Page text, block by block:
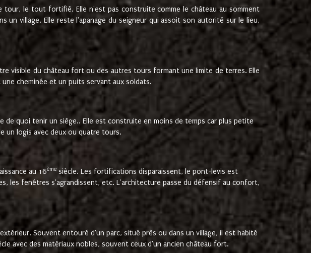
le tout fortifié. Elle n'est pas construite comme le château au somment
village. Elle reste l'apanage du seigneur qui assoit son autorité sur le lieu,
visible du château fort ou des autres tours formant une limite de terres. Elle
cheminée et un puits servant aux soldats.
quoi tenir un siège.. Elle est construite en moins de temps car plus petite
un logis avec deux ou quatre tours.
au 16ème siècle. Les fortifications disparaissent, le pont-levis est
les fenêtres s'agrandissent, etc. L'architecture passe du défensif au confort,
Souvent entouré d'un parc, situé près ou dans un village, il est habité
avec des matériaux nobles, souvent ceux d'un ancien château fort.